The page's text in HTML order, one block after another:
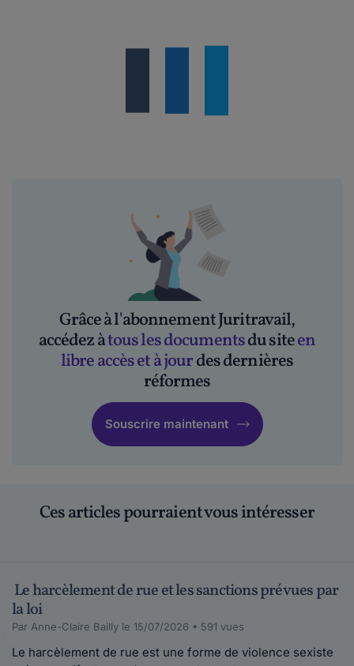
Grâce à l'abonnement Juritravail,
accédez àtous les documentsdu siteen
libre accès et à jourdes dernières
réformes
Souscrire maintenant
Ces articles pourraient vous intéresser
Le harcèlement de rue et les sanctions prévues par
la loi
Par Anne-Claire Bailly le 15/07/2026 • 591 vues
Le harcèlement de rue est une forme de violence sexiste